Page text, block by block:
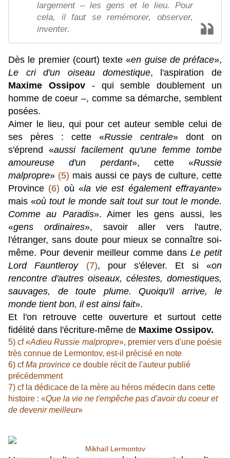
largement – les gens et le lieu. Pour
cela, il faut se remémorer, observer,
inventer.
Dès le premier (court) texte «en guise de préface»,
Le cri d'un oiseau domestique, l'aspiration de
Maxime Ossipov- qui semble doublement un
homme de coeur –, comme sa démarche, semblent
posées.
Aimer le lieu, qui pour cet auteur semble celui de
ses pères : cette «Russie centrale» dont on
s'éprend «aussi facilement qu'une femme tombe
amoureuse d'un perdant», cette «Russie
malpropre» (5) mais aussi ce pays de culture, cette
Province (6) où «la vie est également effrayante»
mais «où tout le monde sait tout sur tout le monde.
Comme au Paradis». Aimer les gens aussi, les
«gens ordinaires», savoir aller vers l'autre,
l'étranger, sans doute pour mieux se connaître soi-
même. Pour devenir meilleur comme dans Le petit
Lord Fauntleroy
(7), pour s'élever. Et si «on
rencontre d'autres oiseaux, célestes, domestiques,
sauvages, de toute plume. Quoiqu'il arrive, le
monde tient bon, il est ainsi fait».
Et l'on retrouve cette ouverture et surtout cette
fidélité dans l'écriture-même de Maxime Ossipov.
5) cf «Adieu Russie malpropre», premier vers d'une poésie
très connue de Lermontov, est-il précisé en note
6) cfMa province ce double récit de l'auteur publié
précédemment
7) cf la dédicace de la mère au héros médecin dans cette
histoire : «Que la vie ne t'empêche pas d'avoir du coeur et
de devenir meilleur»
Mikhaïl Lermontov